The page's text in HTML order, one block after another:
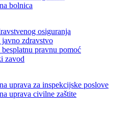
socijalni rad
i iznemogla lica
bolnica
osiguranja
javno zdravstvo
pravnu pomoć
zavod
uprava za inspekcijske poslove